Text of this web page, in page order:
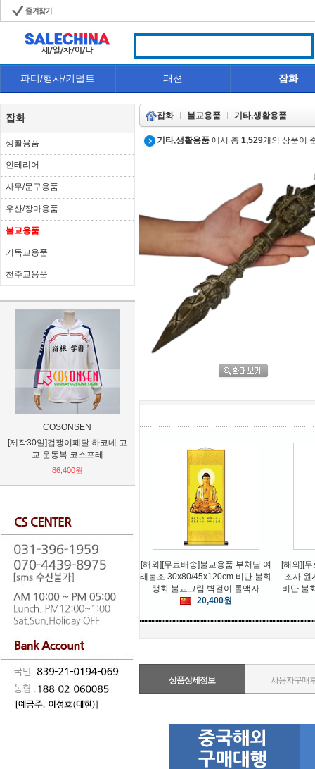
파티/행사/키덜트 패션 잡화
잡화
생활용품
인테리어
사무/문구용품
우산/장마용품
불교용품
기독교용품
천주교용품
COSONSEN
[제작30일]겁쟁이페달 하코네 고
교 운동복 코스프레
86,400원
TCOS
[제작30일]동방 프로젝트 하쿠레
이 레이무 코스프레
111,600원
[제작50
잡화 불교용품 기타,생활용품
기타,생활용품 에서 총 1,529개의 상품이
[해외][무료배송]불교용품 부처님 여
래불조 30x80/45x120cm 비단 불화
탱화 불교그림 벽걸이 롤액자
20,400원
[해외][
조사 원
비단 불
상품상세정보 사용자구매